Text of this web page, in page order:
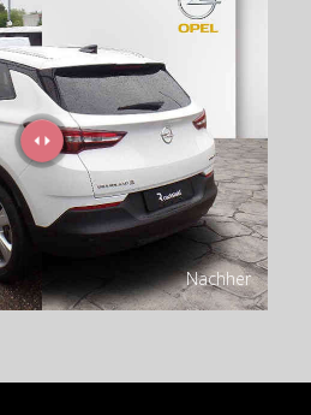
Nachher